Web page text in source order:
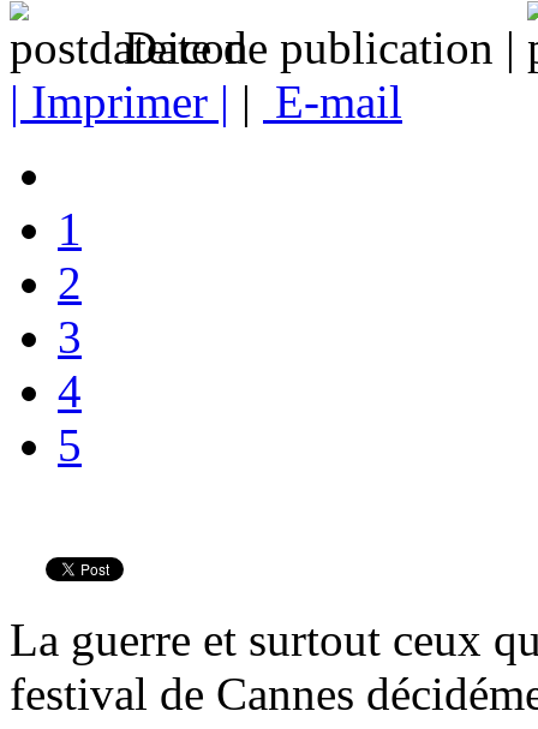
Date de publication |
| Imprimer | | E-mail
1
2
3
4
5
La guerre et surtout ceux
festival de Cannes